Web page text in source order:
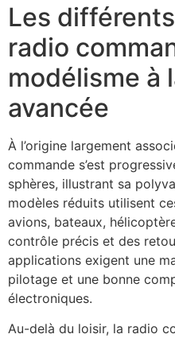
Les
radio
modélisme à
avancée
À l’origine largement
commande s’est
sphères, illustrant sa
modèles réduits utilisent
avions, bateaux,
contrôle précis et des
applications exigent une
pilotage et une bonne
électroniques.
Au-delà du loisir, la radio